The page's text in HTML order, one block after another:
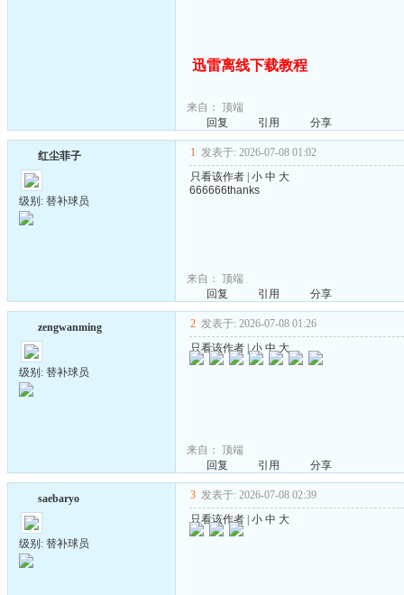
迅雷离线下载教程
来自： 顶端
回复
引用 分享
红尘菲子
级别: 替补球员
1 发表于: 2026-07-08 01:02
只看该作者 小 中 大
666666thanks
来自： 顶端
回复
引用 分享
zengwanming
级别: 替补球员
2 发表于: 2026-07-08 01:26
只看该作者 |小 中 大
来自： 顶端
回复
引用 分享
saebaryo
级别: 替补球员
3 发表于: 2026-07-08 02:39
只看该作者 小 中 大